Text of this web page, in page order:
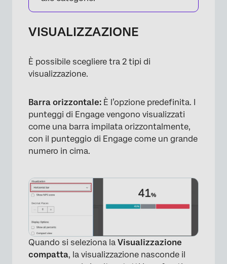
VISUALIZZAZIONE
È possibile scegliere tra 2 tipi di
visualizzazione.
Barra orizzontale: È l’opzione predefinita. I
punteggi di Engage vengono visualizzati
come una barra impilata orizzontalmente,
con il punteggio di Engage come un grande
numero in cima.
Quando si seleziona la Visualizzazione
compatta, la visualizzazione nasconde il